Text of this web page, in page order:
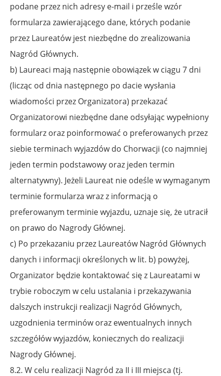
podane przez nich adresy e-mail i prześle wzór
formularza zawierającego dane, których podanie
przez Laureatów jest niezbędne do zrealizowania
Nagród Głównych.
b) Laureaci mają następnie obowiązek w ciągu 7 dni
(licząc od dnia następnego po dacie wysłania
wiadomości przez Organizatora) przekazać
Organizatorowi niezbędne dane odsyłając wypełniony
formularz oraz poinformować o preferowanych przez
siebie terminach wyjazdów do Chorwacji (co najmniej
jeden termin podstawowy oraz jeden termin
alternatywny). Jeżeli Laureat nie odeśle w wymaganym
terminie formularza wraz z informacją o
preferowanym terminie wyjazdu, uznaje się, że utracił
on prawo do Nagrody Głównej.
c) Po przekazaniu przez Laureatów Nagród Głównych
danych i informacji określonych w lit. b) powyżej,
Organizator będzie kontaktować się z Laureatami w
trybie roboczym w celu ustalania i przekazywania
dalszych instrukcji realizacji Nagród Głównych,
uzgodnienia terminów oraz ewentualnych innych
szczegółów wyjazdów, koniecznych do realizacji
Nagrody Głównej.
8.2. W celu realizacji Nagród za II i III miejsca (tj.